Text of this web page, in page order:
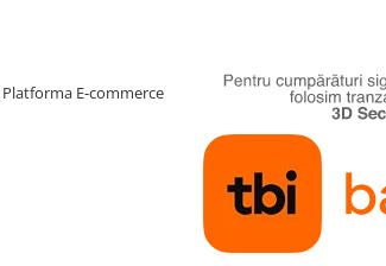
Platforma E-commerce